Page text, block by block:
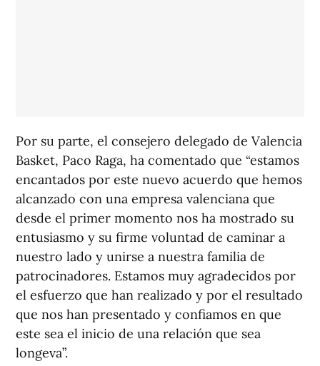
Por su parte, el consejero delegado de Valencia
Basket, Paco Raga, ha comentado que “estamos
encantados por este nuevo acuerdo que hemos
alcanzado con una empresa valenciana que
desde el primer momento nos ha mostrado su
entusiasmo y su firme voluntad de caminar a
nuestro lado y unirse a nuestra familia de
patrocinadores. Estamos muy agradecidos por
el esfuerzo que han realizado y por el resultado
que nos han presentado y confiamos en que
este sea el inicio de una relación que sea
longeva”.